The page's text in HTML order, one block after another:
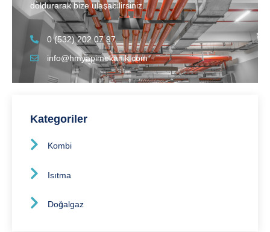
doldurarak bize ulaşabilirsiniz.
0 (532) 202 07 97
info@hmyapimekanik.com
Kategoriler
Kombi
Isıtma
Doğalgaz